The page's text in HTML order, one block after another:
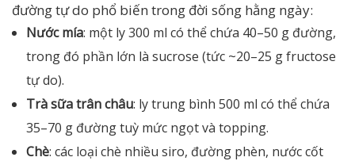
đường tự do phổ biến trong đời sống hằng ngày:
Nước mía: một ly 300 ml có thể chứa 40–50 g đường,
trong đó phần lớn là sucrose (tức ~20–25 g fructose
tự do).
Trà sữa trân châu: ly trung bình 500 ml có thể chứa
35–70 g đường tuỳ mức ngọt và topping.
Chè: các loại chè nhiều siro, đường phèn, nước cốt